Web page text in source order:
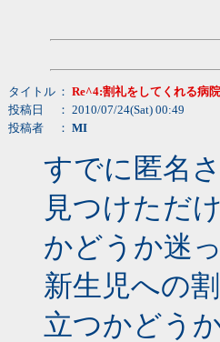
タイトル ： Re^4:割礼をしてくれる病院
投稿日
： 2010/07/24(Sat) 00:49
投稿者
： MI
すでに匿名
見つけただ
かどうか迷
新生児への
立つかどう